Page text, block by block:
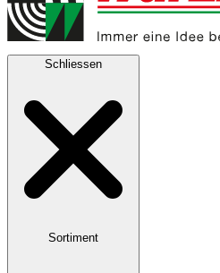
Schliessen
Sortiment